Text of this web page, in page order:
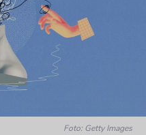
Foto: Getty Images